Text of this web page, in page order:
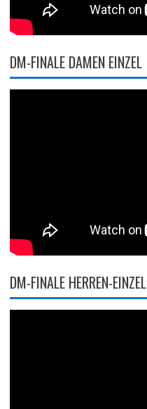
DM-FINALE DAMEN EINZEL
DM-FINALE HERREN-EINZEL